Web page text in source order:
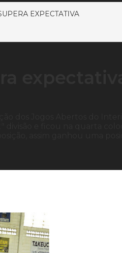
EXPECTATIVA